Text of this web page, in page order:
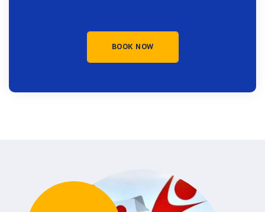
BOOK NOW